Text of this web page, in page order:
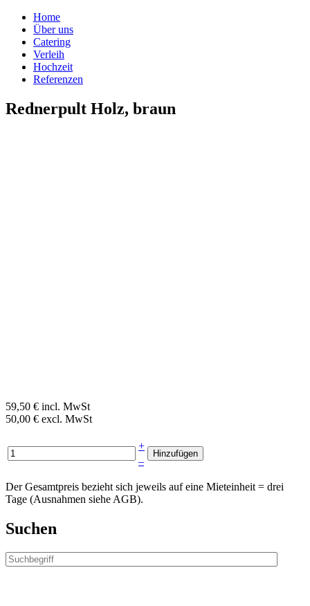
Home
Über uns
Catering
Verleih
Hochzeit
Referenzen
Rednerpult Holz, braun
59,50 € incl. MwSt
50,00 € excl. MwSt
+
–
Der Gesamtpreis bezieht sich jeweils auf eine Mieteinheit = drei
Tage (Ausnahmen siehe AGB).
Suchen